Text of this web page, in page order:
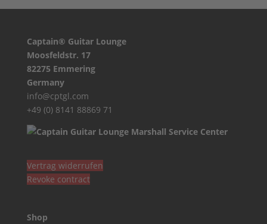
Captain® Guitar Lounge
Moosfeldstr. 17
82275 Emmering
Germany
info@cptgl.com
+49 (0) 8141 88869 71
Vertrag widerrufen
Revoke contract
Shop